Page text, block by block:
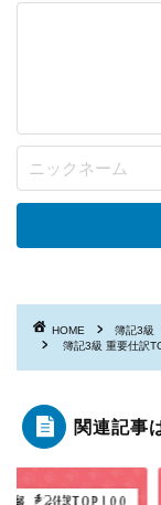
HOME 簿記3級
簿記3級 重要仕訳
関連記事